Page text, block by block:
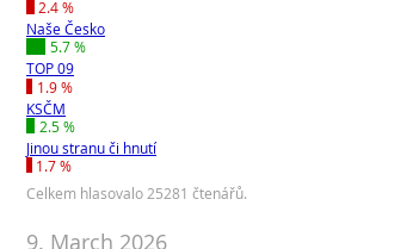
2.4 %
Naše Česko
5.7 %
TOP 09
1.9 %
KSČM
2.5 %
Jinou stranu či hnutí
1.7 %
Celkem hlasovalo 25281 čtenářů.
9. March 2026